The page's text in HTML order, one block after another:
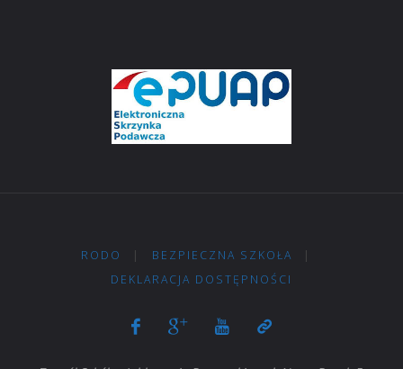
RODO | BEZPIECZNA SZKOŁA
|
DEKLARACJA DOSTĘPNOŚCI